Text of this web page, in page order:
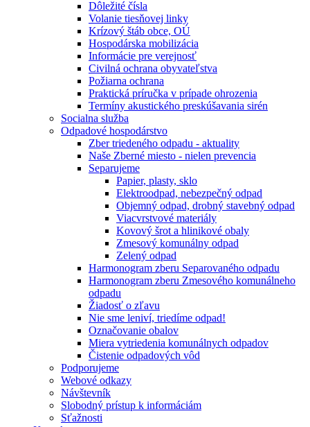
Dôležité čísla
Volanie tiesňovej linky
Krízový štáb obce, OÚ
Hospodárska mobilizácia
Informácie pre verejnosť
Civilná ochrana obyvateľstva
Požiarna ochrana
Praktická príručka v prípade ohrozenia
Termíny akustického preskúšavania sirén
Socialna služba
Odpadové hospodárstvo
Zber triedeného odpadu - aktuality
Naše Zberné miesto - nielen prevencia
Separujeme
Papier, plasty, sklo
Elektroodpad, nebezpečný odpad
Objemný odpad, drobný stavebný odpad
Viacvrstvové materiály
Kovový šrot a hlinikové obaly
Zmesový komunálny odpad
Zelený odpad
Harmonogram zberu Separovaného odpadu
Harmonogram zberu Zmesového komunálneho
odpadu
Žiadosť o zľavu
Nie sme leniví, triedíme odpad!
Označovanie obalov
Miera vytriedenia komunálnych odpadov
Čistenie odpadových vôd
Podporujeme
Webové odkazy
Návštevník
Slobodný prístup k informáciám
Sťažnosti